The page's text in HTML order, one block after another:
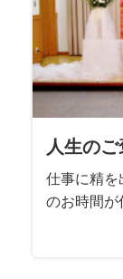
人生の
仕事に精
のお時間
方をされ
家族に対